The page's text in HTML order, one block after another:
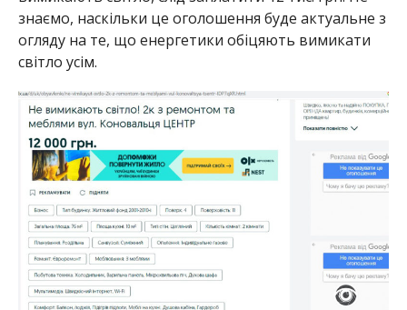
знаємо, наскільки це оголошення буде актуальне з
огляду на те, що енергетики обіцяють вимикати
світло усім.